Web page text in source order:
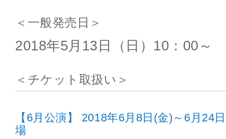
＜一般発売日＞
2018年5月13日（日）10：00～
＜チケット取扱い＞
【6月公演】 2018年6月8日(金)～6月24
場